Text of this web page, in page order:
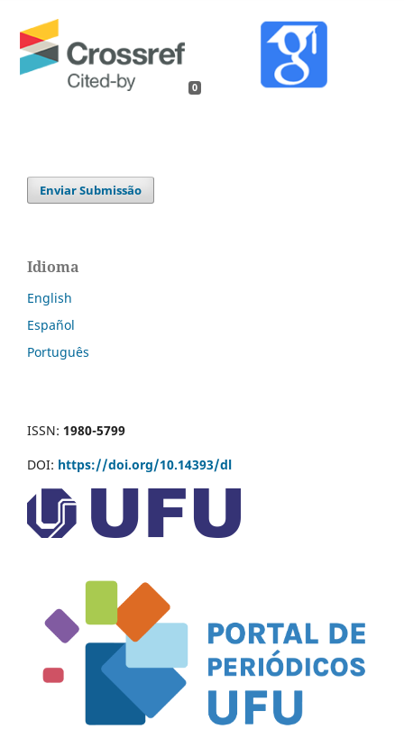
0
Enviar Submissão
Idioma
English
Español
Português
ISSN: 1980-5799
DOI: https://doi.org/10.14393/dl